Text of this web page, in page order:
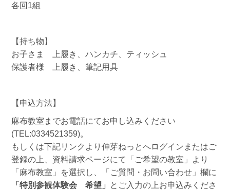
各回1組
【持ち物】
お子さま 上履き、ハンカチ、ティッシュ
保護者様 上履き、筆記用具
【申込方法】
麻布教室までお電話にてお申し込みください
(TEL:0334521359)。
もしくは下記リンクより伸芽ねっとへログインまたはご
登録の上、資料請求ページにて「ご希望の教室」より
「麻布教室」を選択し、「ご質問・お問い合わせ」欄に
「特別参観体験会 希望」
とご入力の上お申込みくださ